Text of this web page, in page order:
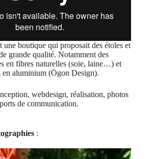
une boutique qui proposait des étoles et
grande qualité. Notamment des
en fibres naturelles (soie, laine…) et
en aluminium (Ögon Design).
webdesign, réalisation, photos
de communication.
: